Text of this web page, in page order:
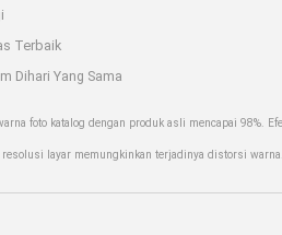
Terbaik
Dihari Yang Sama
foto katalog dengan produk asli mencapai 98%.
resolusi layar memungkinkan terjadinya distorsi warna.